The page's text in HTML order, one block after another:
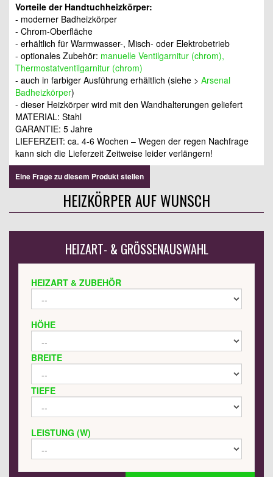
Vorteile der Handtuchheizkörper:
- moderner Badheizkörper
- Chrom-Oberfläche
- erhältlich für Warmwasser-, Misch- oder Elektrobetrieb
- optionales Zubehör: manuelle Ventilgarnitur (chrom),
Thermostatventilgarnitur (chrom)
- auch in farbiger Ausführung erhältlich (siehe > Arsenal
Badheizkörper)
- dieser Heizkörper wird mit den Wandhalterungen geliefert
MATERIAL: Stahl
GARANTIE: 5 Jahre
LIEFERZEIT: ca. 4-6 Wochen – Wegen der regen Nachfrage
kann sich die Lieferzeit Zeitweise leider verlängern!
Eine Frage zu diesem Produkt stellen
HEIZKÖRPER AUF WUNSCH
HEIZART- & GRÖSSENAUSWAHL
HEIZART & ZUBEHÖR
HÖHE
BREITE
TIEFE
LEISTUNG (W)